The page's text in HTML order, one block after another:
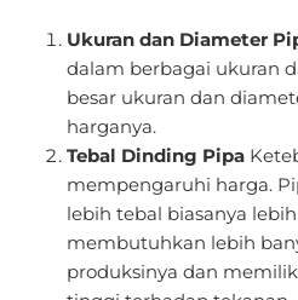
Ukuran dan Diameter
dalam berbagai ukuran
besar ukuran dan
harganya.
Tebal Dinding Pipa
mempengaruhi harga.
lebih tebal biasanya
membutuhkan lebih
produksinya dan